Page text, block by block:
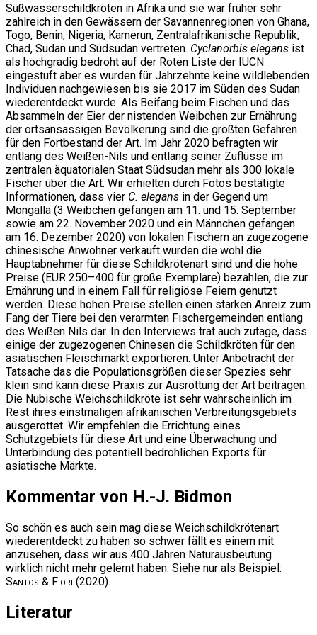
Süßwasserschildkröten in Afrika und sie war früher sehr
zahlreich in den Gewässern der Savannenregionen von Ghana,
Togo, Benin, Nigeria, Kamerun, Zentralafrikanische Republik,
Chad, Sudan und Südsudan vertreten. Cyclanorbis elegans ist
als hochgradig bedroht auf der Roten Liste der IUCN
eingestuft aber es wurden für Jahrzehnte keine wildlebenden
Individuen nachgewiesen bis sie 2017 im Süden des Sudan
wiederentdeckt wurde. Als Beifang beim Fischen und das
Absammeln der Eier der nistenden Weibchen zur Ernährung
der ortsansässigen Bevölkerung sind die größten Gefahren
für den Fortbestand der Art. Im Jahr 2020 befragten wir
entlang des Weißen-Nils und entlang seiner Zuflüsse im
zentralen äquatorialen Staat Südsudan mehr als 300 lokale
Fischer über die Art. Wir erhielten durch Fotos bestätigte
Informationen, dass vier C. elegans in der Gegend um
Mongalla (3 Weibchen gefangen am 11. und 15. September
sowie am 22. November 2020 und ein Männchen gefangen
am 16. Dezember 2020) von lokalen Fischern an zugezogene
chinesische Anwohner verkauft wurden die wohl die
Hauptabnehmer für diese Schildkrötenart sind und die hohe
Preise (EUR 250–400 für große Exemplare) bezahlen, die zur
Ernährung und in einem Fall für religiöse Feiern genutzt
werden. Diese hohen Preise stellen einen starken Anreiz zum
Fang der Tiere bei den verarmten Fischergemeinden entlang
des Weißen Nils dar. In den Interviews trat auch zutage, dass
einige der zugezogenen Chinesen die Schildkröten für den
asiatischen Fleischmarkt exportieren. Unter Anbetracht der
Tatsache das die Populationsgrößen dieser Spezies sehr
klein sind kann diese Praxis zur Ausrottung der Art beitragen.
Die Nubische Weichschildkröte ist sehr wahrscheinlich im
Rest ihres einstmaligen afrikanischen Verbreitungsgebiets
ausgerottet. Wir empfehlen die Errichtung eines
Schutzgebiets für diese Art und eine Überwachung und
Unterbindung des potentiell bedrohlichen Exports für
asiatische Märkte.
Kommentar von H.-J. Bidmon
So schön es auch sein mag diese Weichschildkrötenart
wiederentdeckt zu haben so schwer fällt es einem mit
anzusehen, dass wir aus 400 Jahren Naturausbeutung
wirklich nicht mehr gelernt haben. Siehe nur als Beispiel:
Santos & Fiori (2020).
Literatur